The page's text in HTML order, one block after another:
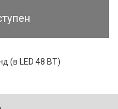
(в LED 48 ВТ)